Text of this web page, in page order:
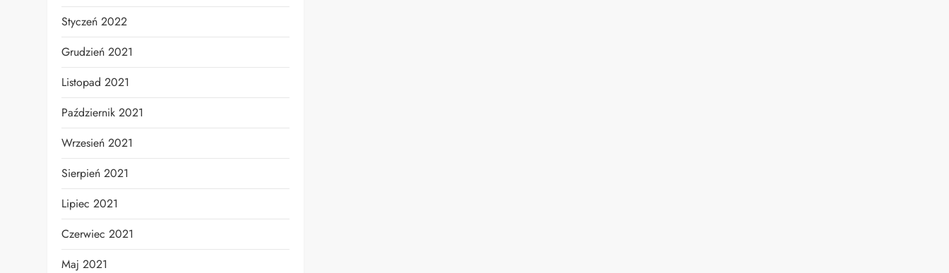
Styczeń 2022
Grudzień 2021
Listopad 2021
Październik 2021
Wrzesień 2021
Sierpień 2021
Lipiec 2021
Czerwiec 2021
Maj 2021